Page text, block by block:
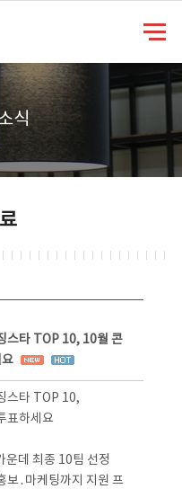
식
스타 TOP 10, 10월 콘
스타 TOP 10,
표하세요
데 최종 10팀 선정
보․마케팅까지 지원 프